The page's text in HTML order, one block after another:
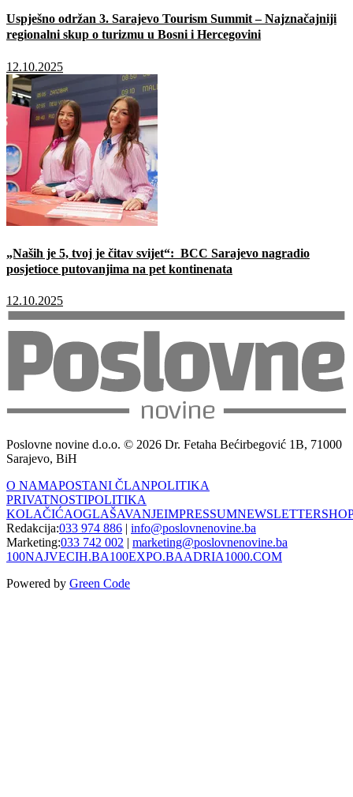
Uspješno održan 3. Sarajevo Tourism Summit – Najznačajniji
regionalni skup o turizmu u Bosni i Hercegovini
12.10.2025
„Naših je 5, tvoj je čitav svijet“: BCC Sarajevo nagradio
posjetioce putovanjima na pet kontinenata
12.10.2025
Poslovne novine d.o.o. © 2026 Dr. Fetaha Bećirbegović 1B, 71000
Sarajevo, BiH
O NAMAPOSTANI ČLANPOLITIKA
PRIVATNOSTIPOLITIKA
KOLAČIĆAOGLAŠAVANJEIMPRESSUMNEWSLETTER
Redakcija:033 974 886 | info@poslovnenovine.ba
Marketing:033 742 002 | marketing@poslovnenovine.ba
100NAJVECIH.BA100EXPO.BAADRIA1000.COM
Powered by Green Code